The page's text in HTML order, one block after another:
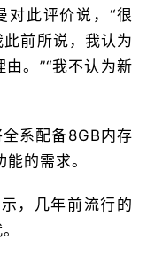
此评价说，“很
前所说，我认为
。”“我不认为新
系配备8GB内存
的需求。
，几年前流行的